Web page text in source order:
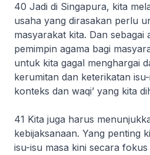
40 Jadi di Singapura, kita
usaha yang dirasakan perlu
masyarakat kita. Dan sebagai
pemimpin agama bagi
untuk kita gagal menghargai
kerumitan dan keterikatan
konteks dan waqi’ yang kita
41 Kita juga harus
kebijaksanaan. Yang penting
isu-isu masa kini secara